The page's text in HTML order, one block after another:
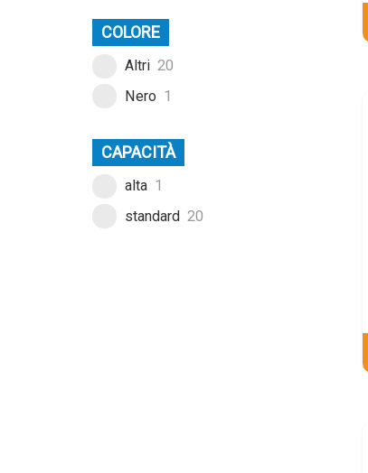
COLORE
Altri 20
Nero 1
CAPACITÀ
alta 1
standard 20